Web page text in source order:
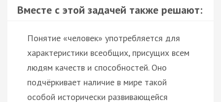
Вместе с этой задачей также решают:
Понятие «человек» употребляется для
характеристики всеобщих, присущих всем
людям качеств и способностей. Оно
подчёркивает наличие в мире такой
особой исторически развивающейся